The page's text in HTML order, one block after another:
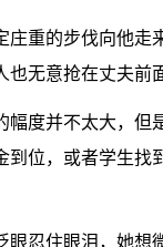
庄重的步伐向他走
也无意抢在丈夫前
幅度并不太大，但
到位，或者学生找
眼忍住眼泪，她想